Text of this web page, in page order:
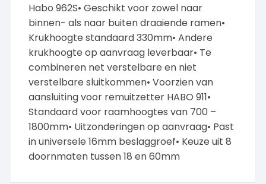
Habo 962S• Geschikt voor zowel naar
binnen- als naar buiten draaiende ramen•
Krukhoogte standaard 330mm• Andere
krukhoogte op aanvraag leverbaar• Te
combineren net verstelbare en niet
verstelbare sluitkommen• Voorzien van
aansluiting voor remuitzetter HABO 911•
Standaard voor raamhoogtes van 700 –
1800mm• Uitzonderingen op aanvraag• Past
in universele 16mm beslaggroef• Keuze uit 8
doornmaten tussen 18 en 60mm